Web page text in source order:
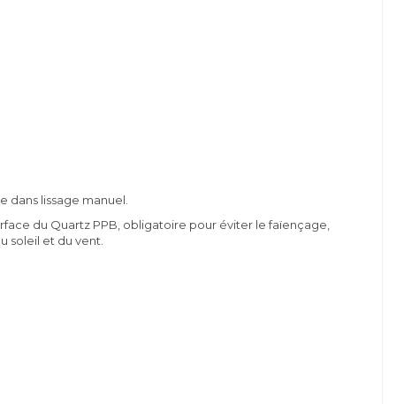
dans lissage manuel.
du Quartz PPB, obligatoire pour éviter le faïençage,
soleil et du vent.